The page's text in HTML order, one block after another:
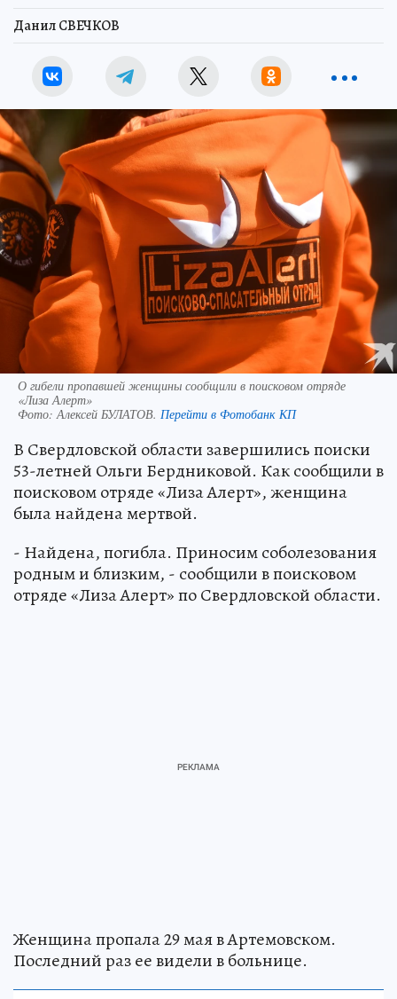
Данил СВЕЧКОВ
О гибели пропавшей женщины сообщили в поисковом отряде
«Лиза Алерт»
Фото: Алексей БУЛАТОВ. Перейти в Фотобанк КП
В Свердловской области завершились поиски
53-летней Ольги Бердниковой. Как сообщили в
поисковом отряде «Лиза Алерт», женщина
была найдена мертвой.
- Найдена, погибла. Приносим соболезования
родным и близким, - сообщили в поисковом
отряде «Лиза Алерт» по Свердловской области.
Женщина пропала 29 мая в Артемовском.
Последний раз ее видели в больнице.